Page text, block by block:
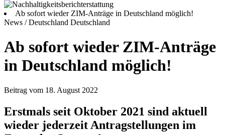
Ab sofort wieder ZIM-Anträge in Deutschland möglich!
News / Deutschland Deutschland
Ab sofort wieder ZIM-Anträge
in Deutschland möglich!
Beitrag vom 18. August 2022
Erstmals seit Oktober 2021 sind aktuell
wieder jederzeit Antragstellungen im